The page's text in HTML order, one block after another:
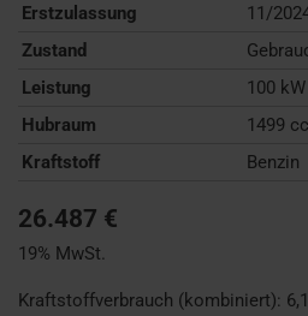
Erstzulassung
11/
Zustand
Leistung
100
Hubraum
1499
Kraftstoff
Benzin
26.487 €
19% MwSt.
Kraftstoffverbrauch (kombiniert):